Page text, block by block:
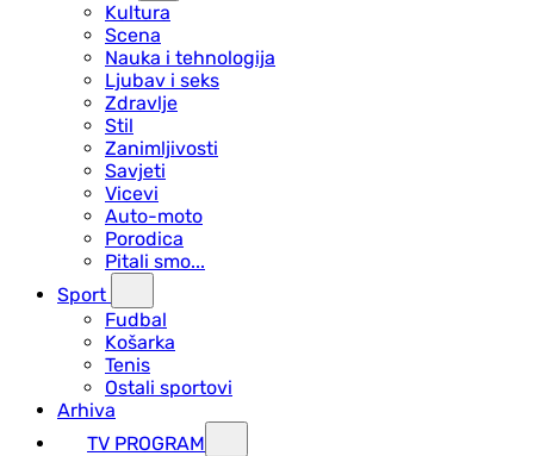
Kultura
Scena
Nauka i tehnologija
Ljubav i seks
Zdravlje
Stil
Zanimljivosti
Savjeti
Vicevi
Auto-moto
Porodica
Pitali smo...
Sport
Fudbal
Košarka
Tenis
Ostali sportovi
Arhiva
TV PROGRAM